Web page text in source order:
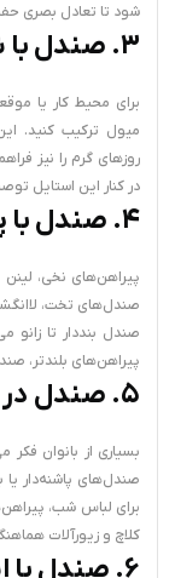
شود تا تعادل بصری
۳. صندل با شلوار پارچه‌ای:
برای محیط کار یا
میول ترکیب کنید.
روزهای گرم را نیز
در کنار این استایل
۴. صندل با پیراهن‌های تابستانی:
پیراهن‌های نخی، لینن
صندل‌های تخت،
صندل بنددار تا
پیراهن‌های بلندتر،
۵. صندل در استایل رسمی و مهمانی:
بسیاری از بانوان
صندل‌های پاشنه‌دار یا
برای لباس شب،
کلاچ و زیورآلات
۶. صندل با استایل بوهو: